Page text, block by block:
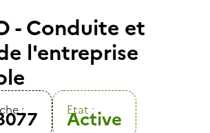
- Conduite et
l'entreprise
: Etat :
Active